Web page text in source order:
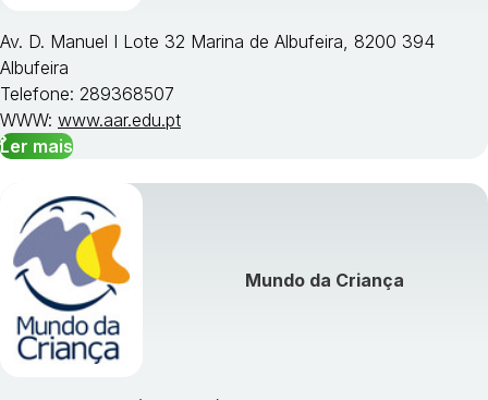
Av. D. Manuel I Lote 32 Marina de Albufeira, 8200 394
Albufeira
Telefone: 289368507
WWW: www.aar.edu.pt
Ler mais
Mundo da Criança